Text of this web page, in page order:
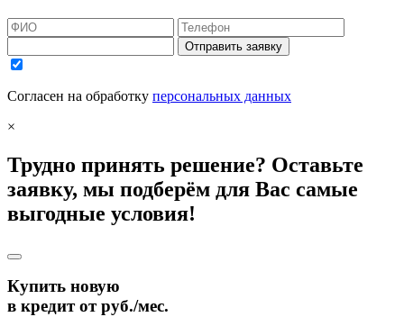
Отправить заявку
Согласен на обработку персональных данных
×
Трудно принять решение? Оставьте
заявку, мы подберём для Вас самые
выгодные условия!
Купить новую
в кредит отруб./мес.